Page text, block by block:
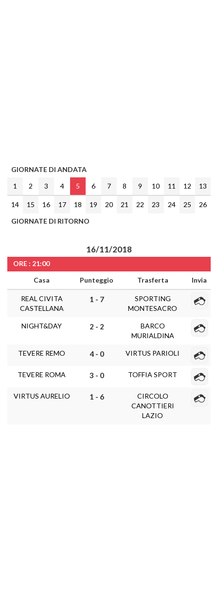
GIORNATE DI ANDATA
1
2 3 4 5 6 7 8 9 10 11 12 13
14 15 16 17 18 19 20 21 22 23 24 25
26
GIORNATE DI RITORNO
16/11/2018
ORE : 21:00
Casa
Punteggio Trasferta Invia
REAL CIVITA
CASTELLANA
1 - 7
SPORTING
MONTESACRO
NIGHT&DAY 2 - 2
BARCO
MURIALDINA
TEVERE REMO 4 - 0 VIRTUS PARIOLI
TEVERE ROMA 3 - 0 TOFFIA SPORT
VIRTUS AURELIO 1 - 6
CIRCOLO
CANOTTIERI
LAZIO